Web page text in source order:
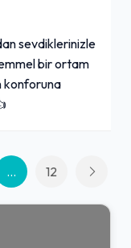
sevdiklerinizle
bir ortam
konforuna
... 12